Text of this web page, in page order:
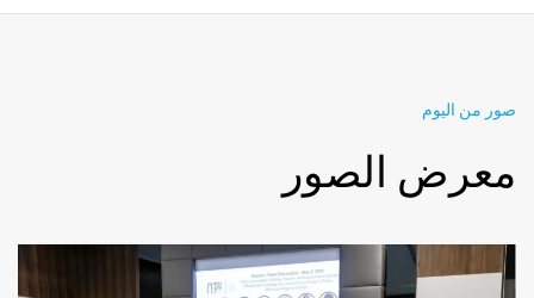
صور من اليوم
معرض الصور